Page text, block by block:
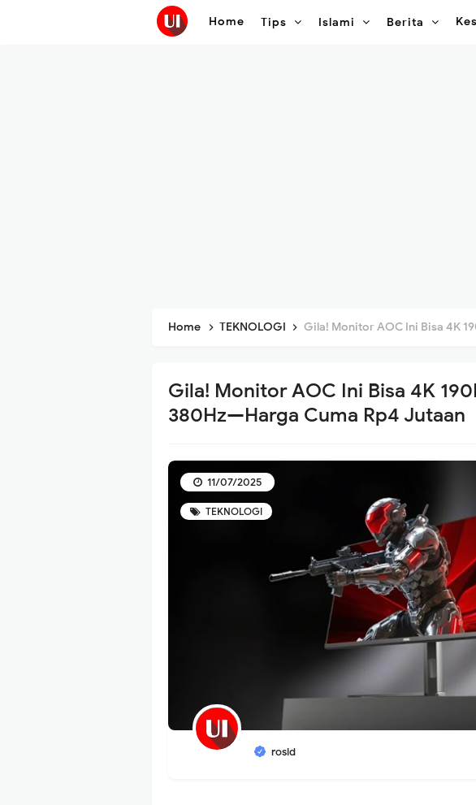
Home Tips Islami Berita
Home TEKNOLOGI Gila! Monitor AOC Ini Bisa 4K 190Hz
Gila! Monitor AOC Ini Bisa 4K
380Hz—Harga Cuma Rp4 Jutaan
TEKNOLOGI
rosid
11/07/2025